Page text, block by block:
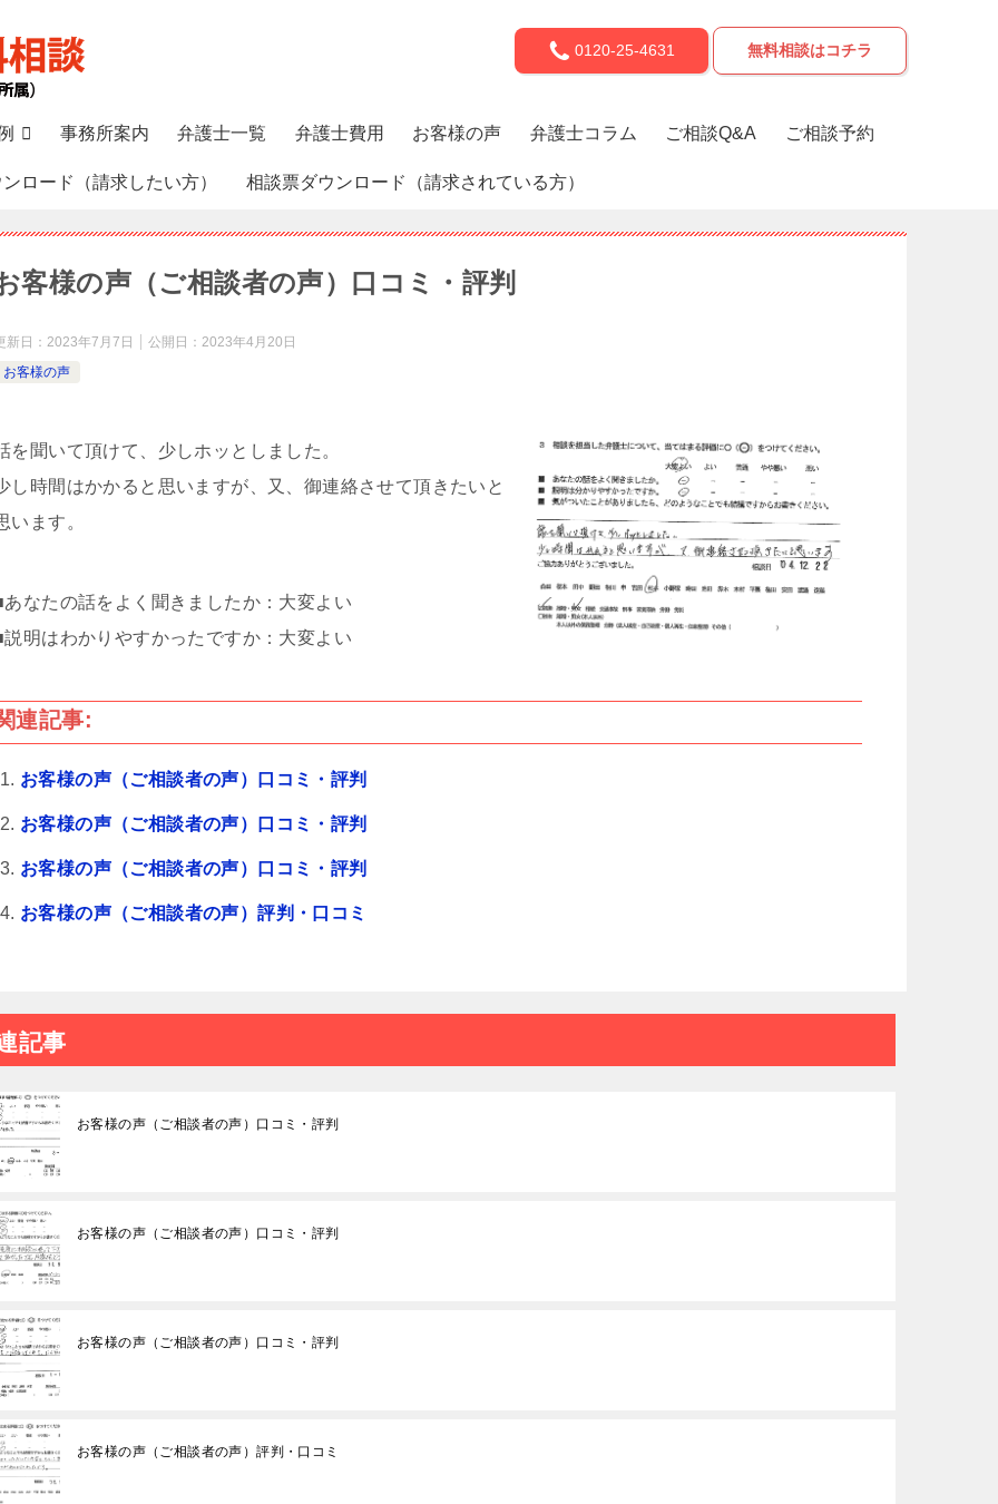
0120-25-4631 無料相談はコチラ
事務所案内 弁護士一覧 弁護士費用 お客様の声 弁護士コラム ご相談Q&A ご相談予約
ロード（請求したい方） 相談票ダウンロード（請求されている方）
客様の声（ご相談者の声）口コミ・評判
新日： 2023年7月7日 公開日： 2023年4月20日
お客様の声
を聞いて頂けて、少しホッとしました。
し時間はかかると思いますが、又、御連絡させて頂きたいと
います。
あなたの話をよく聞きましたか：大変よい
説明はわかりやすかったですか：大変よい
連記事:
お客様の声（ご相談者の声）口コミ・評判
お客様の声（ご相談者の声）口コミ・評判
お客様の声（ご相談者の声）口コミ・評判
お客様の声（ご相談者の声）評判・口コミ
記事
お客様の声（ご相談者の声）口コミ・評判
お客様の声（ご相談者の声）口コミ・評判
お客様の声（ご相談者の声）口コミ・評判
お客様の声（ご相談者の声）評判・口コミ